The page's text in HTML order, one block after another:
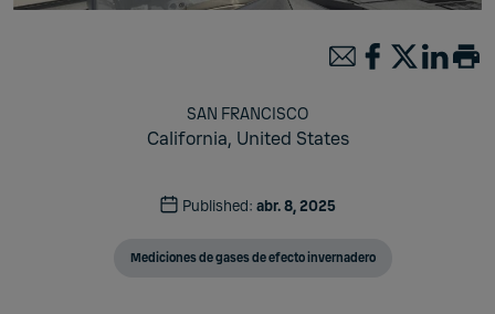
SAN FRANCISCO
California, United States
Published: abr. 8, 2025
Mediciones de gases de efecto invernadero